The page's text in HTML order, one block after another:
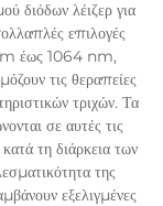
διόδων λέιζερ για
επιλογές
έως 1064 nm,
τις θεραπείες
τριχών. Τα
σε αυτές τις
τη διάρκεια των
της
εξελιγμένες